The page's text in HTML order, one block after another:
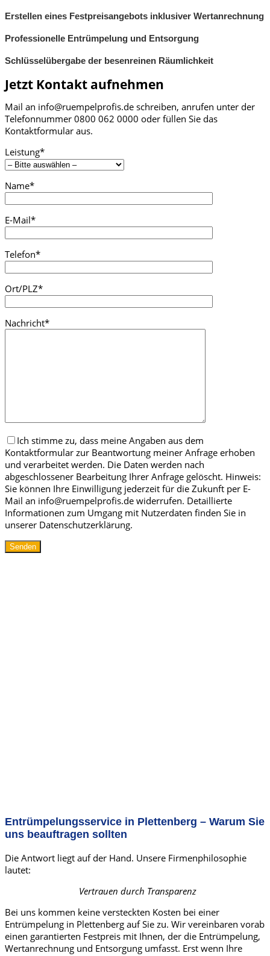
Erstellen eines Festpreisangebots inklusiver Wertanrechnung
Professionelle Entrümpelung und Entsorgung
Schlüsselübergabe der besenreinen Räumlichkeit
Jetzt Kontakt aufnehmen
Mail an info@ruempelprofis.de schreiben, anrufen unter der
Telefonnummer 0800 062 0000​ oder füllen Sie das
Kontaktformular aus.
Leistung*
Name*
E-Mail*
Telefon*
Ort/PLZ*
Nachricht*
Ich stimme zu, dass meine Angaben aus dem
Kontaktformular zur Beantwortung meiner Anfrage erhoben
und verarbeitet werden. Die Daten werden nach
abgeschlossener Bearbeitung Ihrer Anfrage gelöscht. Hinweis:
Sie können Ihre Einwilligung jederzeit für die Zukunft per E-
Mail an info@ruempelprofis.de widerrufen. Detaillierte
Informationen zum Umgang mit Nutzerdaten finden Sie in
unserer Datenschutzerklärung.
Entrümpelungsservice in Plettenberg – Warum Sie
uns beauftragen sollten
Die Antwort liegt auf der Hand. Unsere Firmenphilosophie
lautet:
Vertrauen durch Transparenz
Bei uns kommen keine versteckten Kosten bei einer
Entrümpelung in Plettenberg auf Sie zu. Wir vereinbaren vorab
einen garantierten Festpreis mit Ihnen, der die Entrümpelung,
Wertanrechnung und Entsorgung umfasst. Erst wenn Ihre